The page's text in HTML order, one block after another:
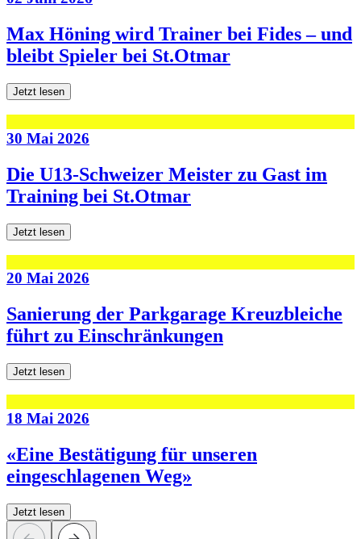
Max Höning wird Trainer bei Fides – und
bleibt Spieler bei St.Otmar
Jetzt lesen
30 Mai 2026
Die U13-Schweizer Meister zu Gast im
Training bei St.Otmar
Jetzt lesen
20 Mai 2026
Sanierung der Parkgarage Kreuzbleiche
führt zu Einschränkungen
Jetzt lesen
18 Mai 2026
«Eine Bestätigung für unseren
eingeschlagenen Weg»
Jetzt lesen